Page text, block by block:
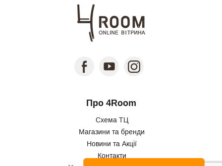
Про 4Room
Схема ТЦ
Магазини та бренди
Новини та Акції
Контакти